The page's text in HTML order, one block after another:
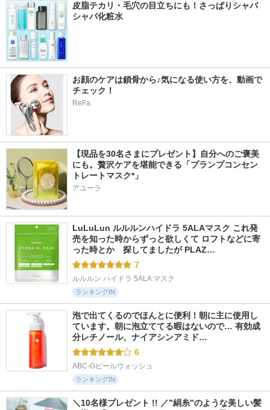
皮脂テカリ・毛穴の目立ちにも！さっぱりシャバ
シャバ化粧水
お顔のケアは鎖骨から♪気になる使い方を、動画で
チェック！
ReFa
【現品を30名さまにプレゼント】自分へのご褒美
にも。贅沢ケアを堪能できる「プランプコンセン
トレートマスク*」
アユーラ
LuLuLun ルルルンハイドラ 5ALAマスク これ発
売を知った時からずっと欲しくて ロフトなどに寄
った時とか　探してましたが PLAZ…
7
ルルルン ハイドラ 5ALA マスク
ランキングIN
泡で出てくるのでほんとに便利！朝に主に使用し
ています。朝に泡立ててる暇はないので… 有効成
分レチノール、ナイアシンアミド…
6
ABC-Gピールウォッシュ
ランキングIN
＼10名様プレゼント !! ／”絹糸”のような美しい髪